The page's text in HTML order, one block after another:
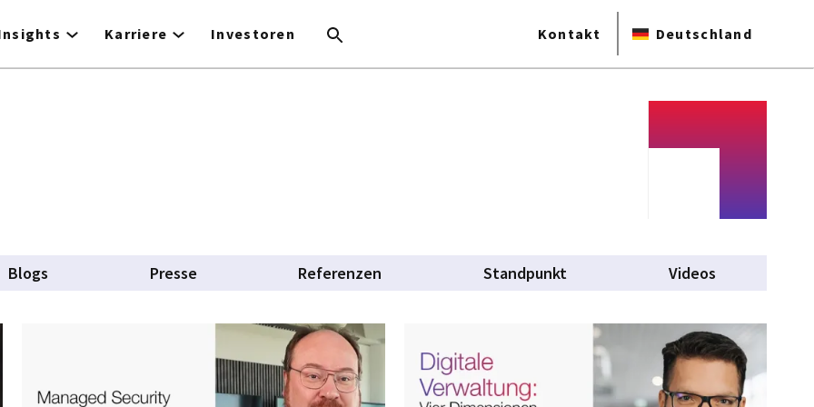
Karriere Investoren Kontakt Deutschland
Blogs Presse Referenzen Standpunkt Videos